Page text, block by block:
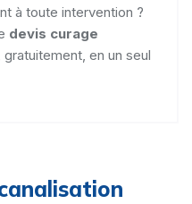
à toute intervention ?
devis curage
en un seul